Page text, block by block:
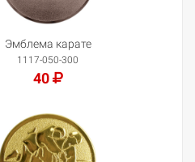
Эмблема карате
1117-050-300
40
Добавить в корзину